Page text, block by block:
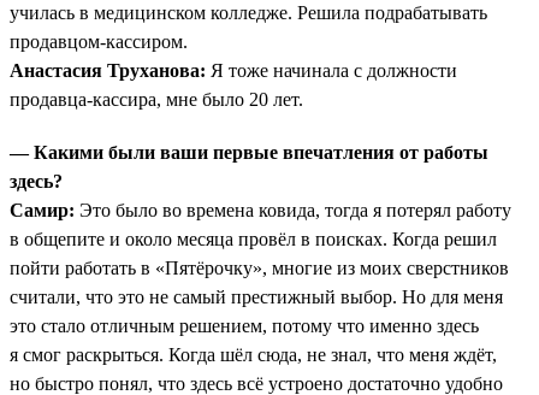
училась в медицинском колледже. Решила подрабатывать
продавцом-кассиром.
Анастасия Труханова: Я тоже начинала с должности
продавца-кассира, мне было 20 лет.
— Какими были ваши первые впечатления от работы
здесь?
Самир: Это было во времена ковида, тогда я потерял работу
в общепите и около месяца провёл в поисках. Когда решил
пойти работать в «Пятёрочку», многие из моих сверстников
считали, что это не самый престижный выбор. Но для меня
это стало отличным решением, потому что именно здесь
я смог раскрыться. Когда шёл сюда, не знал, что меня ждёт,
но быстро понял, что здесь всё устроено достаточно удобно